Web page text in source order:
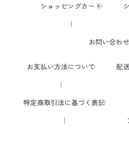
ショッピングカート
お問い合わせ
お支払い方法について 配
特定商取引法に基づく表記